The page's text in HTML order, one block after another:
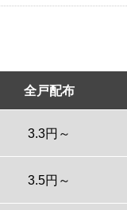
全戸配布
3.3円～
3.5円～